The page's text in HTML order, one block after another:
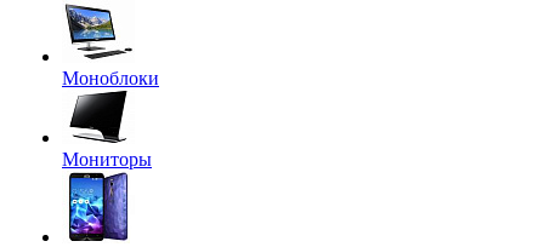
Моноблоки
Мониторы